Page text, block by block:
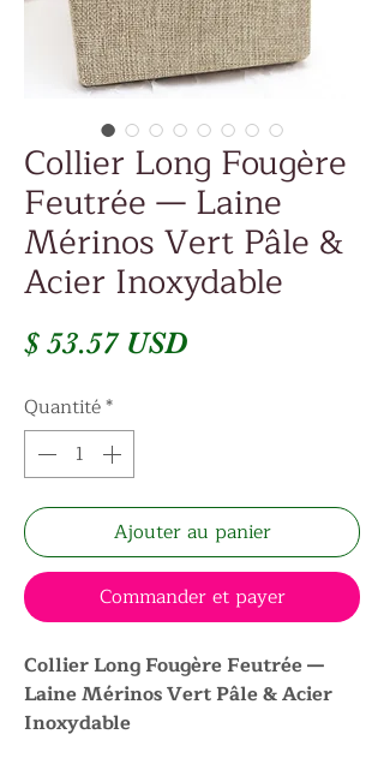
Collier Long Fougère
Feutrée — Laine
Mérinos Vert Pâle &
Acier Inoxydable
$ 53.57 USDPrix
Quantité*
Ajouter au panier
Commander et payer
Collier Long Fougère Feutrée —
Laine Mérinos Vert Pâle & Acier
Inoxydable